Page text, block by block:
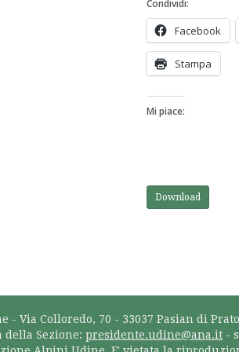
Condividi:
Facebook
Stampa
Mi piace:
Download
- Via Colloredo, 70 - 33037 Pasian di Prato
della Sezione: presidente.udine@ana.it -